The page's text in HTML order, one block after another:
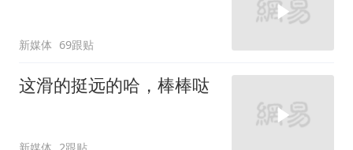
新媒体 69跟贴
这滑的挺远的哈，棒棒哒